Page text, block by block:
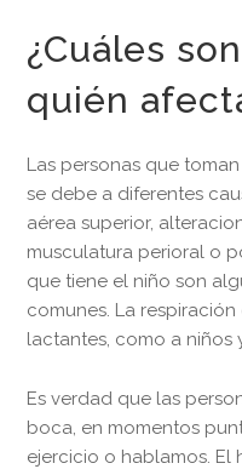
¿Cuáles
quién
Las personas que
se debe a diferentes
aérea superior,
musculatura perioral o
que tiene el niño son
comunes. La
lactantes, como a niños
Es verdad que las
boca, en momentos
ejercicio o hablamos.